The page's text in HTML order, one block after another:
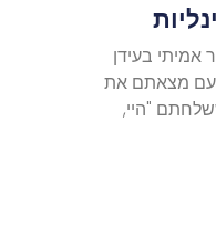
אמיתי בעידן
פעם מצאתם את
"היי,